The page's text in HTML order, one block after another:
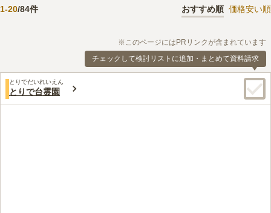
1-20/84件 おすすめ順 価格安い順
※このページにはPRリンクが含まれています
チェックして検討リストに追加・まとめて資料請求
とりでだいれいえん
とりで台霊園